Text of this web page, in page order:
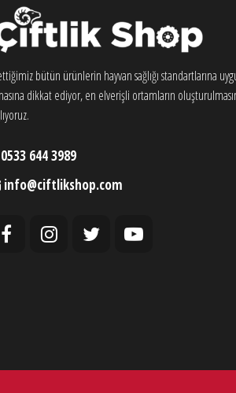
bütün ürünlerin hayvan sağlığı standartlarına
dikkat ediyor, en elverişli ortamların
644 3989
info@ciftlikshop.com